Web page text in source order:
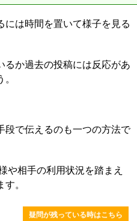
には時間を置いて様子を見る
るか過去の投稿には反応があ
段で伝えるのも一つの方法で
や相手の利用状況を踏まえ
。
疑問が残っている時はこちら